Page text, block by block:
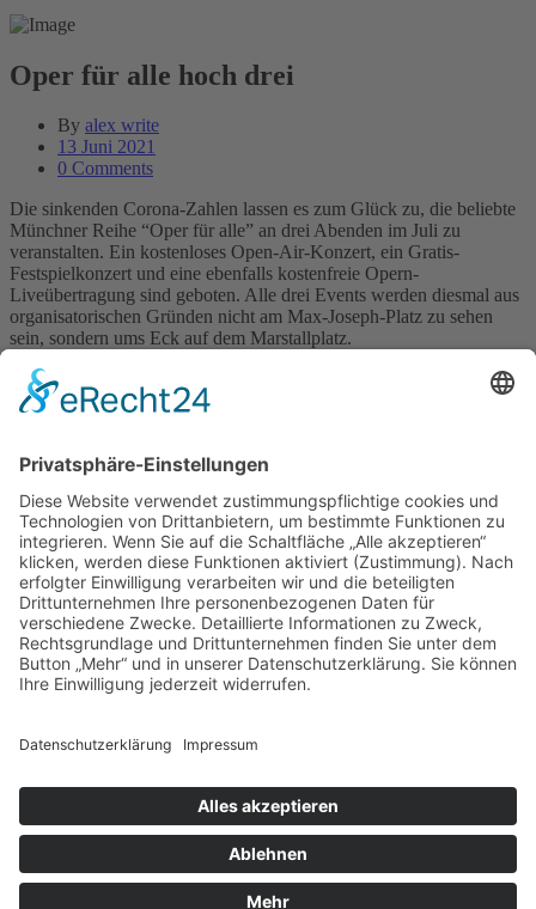
Oper für alle hoch drei
By alex write
13 Juni 2021
0 Comments
Die sinkenden Corona-Zahlen lassen es zum Glück zu, die beliebte
Münchner Reihe “Oper für alle” an drei Abenden im Juli zu
veranstalten. Ein kostenloses Open-Air-Konzert, ein Gratis-
Festspielkonzert und eine ebenfalls kostenfreie Opern-
Liveübertragung sind geboten. Alle drei Events werden diesmal aus
organisatorischen Gründen nicht am Max-Joseph-Platz zu sehen
sein, sondern ums Eck auf dem Marstallplatz.
“Oper für alle” startet am Samstag, den 17. Juli ab 19.30 Uhr mit
einer dreistündigen konzertanten Aufführung von Giuseppe Verdis
Nationaltheater übertragen, ins Programm aufgenommen. Einen Tag
von Richard Wagners “Tristan und Isolde” aus dem Nationaltheater
auf dem Programm.
Categories:Events,Klassik
Schlagwörter:Oper
Previous Post
News
Kontakt